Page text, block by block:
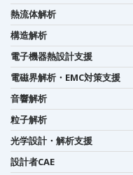
熱流体解析
構造解析
電子機器熱設計支援
電磁界解析・EMC対策支援
音響解析
粒子解析
光学設計・解析支援
設計者CAE